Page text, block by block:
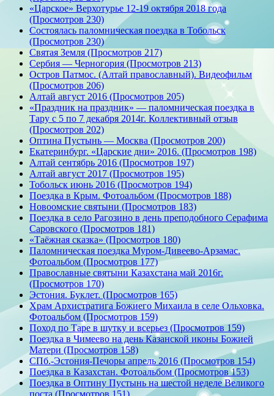
«Царское» Верхотурье 12-19 октября 2018 года
(Просмотров 230)
Состоялась паломническая поездка в Тобольск
(Просмотров 230)
Святая Земля (Просмотров 217)
Сербия — Черногория (Просмотров 213)
Остров Патмос. (Алтай православный). Видеофильм
(Просмотров 206)
Алтай август 2016 (Просмотров 205)
«Праздник на праздник» — паломническая поездка в
Тару с 5 по 7 декабря 2014г. Коллективный отзыв
(Просмотров 202)
Оптина Пустынь — Москва (Просмотров 200)
Екатеринбург. «Царские дни» 2016. (Просмотров 198)
Алтай сентябрь 2016 (Просмотров 197)
Алтай август 2017 (Просмотров 195)
Тобольск июнь 2016 (Просмотров 194)
Поездка в Крым. Фотоальбом (Просмотров 188)
Новоомские святыни (Просмотров 183)
Поездка в село Рагозино в день преподобного Серафима
Саровского (Просмотров 181)
«Таёжная сказка» (Просмотров 180)
Паломническая поездка Муром-Дивеево-Арзамас.
Фотоальбом (Просмотров 177)
Православные святыни Казахстана май 2016г.
(Просмотров 170)
Эстония. Буклет. (Просмотров 165)
Храм Архистратига Божиего Михаила в селе Ольховка.
Фотоальбом (Просмотров 159)
Поход по Таре в шутку и всерьез (Просмотров 159)
Поездка в Чимеево на день Казанской иконы Божией
Матери (Просмотров 158)
СПб.-Эстония-Печоры апрель 2016 (Просмотров 154)
Поездка в Казахстан. Фотоальбом (Просмотров 153)
Поездка в Оптину Пустынь на шестой неделе Великого
поста (Просмотров 151)